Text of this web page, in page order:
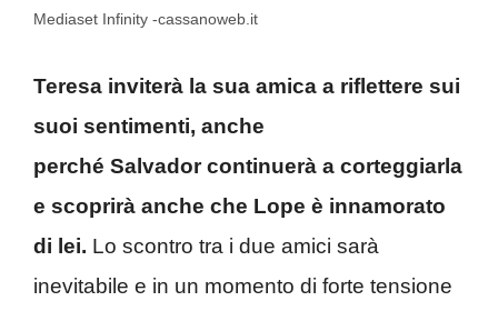
Mediaset Infinity -cassanoweb.it
Teresa inviterà la sua amica a riflettere sui
suoi sentimenti, anche
perché Salvador continuerà a corteggiarla
e scoprirà anche che Lope è innamorato
di lei. Lo scontro tra i due amici sarà
inevitabile e in un momento di forte tensione